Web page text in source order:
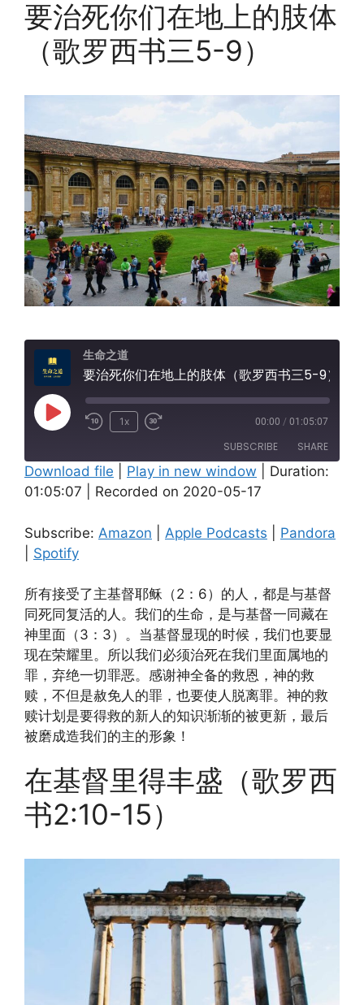
要治死你们在地上的肢体
（歌罗西书三5-9）
生命之道
要治死你们在地上的肢体（歌罗西书三5-9）
Play
1x 00:00 / 01:05:07
SUBSCRIBE SHARE
Amazon Apple Podcasts
RSS FEED
SHARE
LINK
EMBED
Download file Play in new window
Duration:
01:05:07
Recorded on 2020-05-17
Subscribe: Amazon Apple Podcasts
Pandora
Spotify
所有接受了主基督耶稣（2：6）的人，都是与基督
同死同复活的人。我们的生命，是与基督一同藏在
神里面（3：3）。当基督显现的时候，我们也要显
现在荣耀里。所以我们必须治死在我们里面属地的
罪，弃绝一切罪恶。感谢神全备的救恩，神的救
赎，不但是赦免人的罪，也要使人脱离罪。神的救
赎计划是要得救的新人的知识渐渐的被更新，最后
被磨成造我们的主的形象！
在基督里得丰盛（歌罗西
书2:10-15）